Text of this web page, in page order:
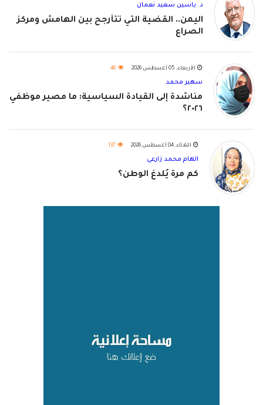
د. ياسين سعيد نعمان
اليمن.. القضية التي تتأرجح بين الهامش ومركز
الصراع
الأربعاء, 05 أغسطس 2026 46
سهير محمد
مناشدة إلى القيادة السياسية: ما مصير موظفي
٢٠٢٦؟
الثلاثاء, 04 أغسطس 2026 137
الهام محمد زارعي
كم مرة يُلدغ الوطن؟